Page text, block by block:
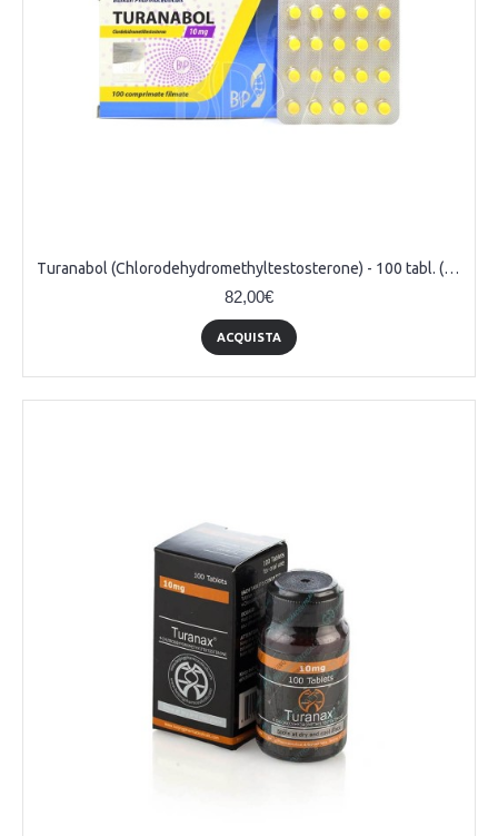
Turanabol (Chlorodehydromethyltestosterone) - 100 tabl. (10mg/tabl)
82,00€
ACQUISTA